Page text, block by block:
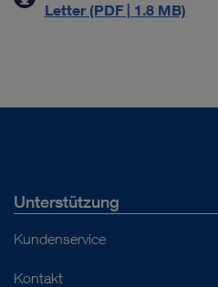
Letter (PDF | 1.8 MB)
Unterstützung
Kundenservice
Kontakt